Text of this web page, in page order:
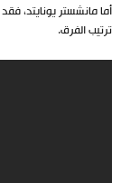
ترتيب الفرق.